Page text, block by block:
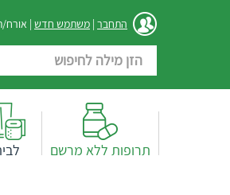
התחבר | משתמש חדש |
תרופות ללא מרשם